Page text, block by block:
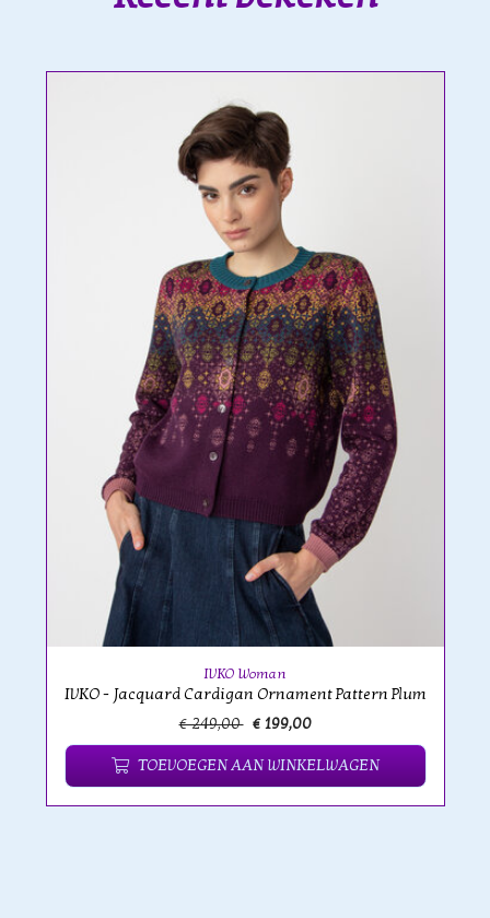
IVKO Woman
IVKO - Jacquard Cardigan Ornament Pattern Plum
€ 249,00 € 199,00
TOEVOEGEN AAN WINKELWAGEN